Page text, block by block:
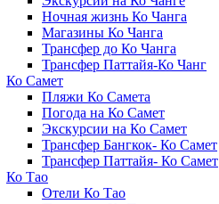
Ночная жизнь Ко Чанга
Магазины Ко Чанга
Трансфер до Ко Чанга
Трансфер Паттайя-Ко Чанг
Ко Самет
Пляжи Ко Самета
Погода на Ко Самет
Экскурсии на Ко Самет
Трансфер Бангкок- Ко Самет
Трансфер Паттайя- Ко Самет
Ко Тао
Отели Ко Тао